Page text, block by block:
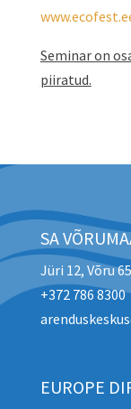
Seminar on
piiratud.
SA
Jüri 12, Võru
+372 786 8300
EUROPE